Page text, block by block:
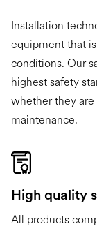
Installation
equipment that
conditions. Our
highest safety
whether they
maintenance.
High quality
All products